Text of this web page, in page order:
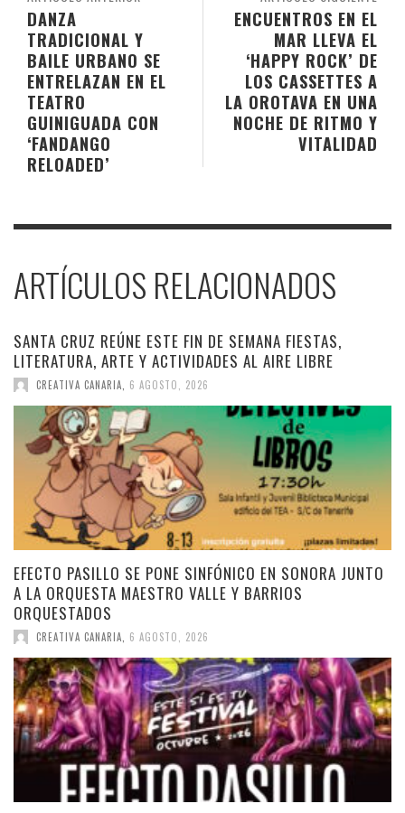
ENCUENTROS EN EL
MAR LLEVA EL
‘HAPPY ROCK’ DE
LOS CASSETTES A
LA OROTAVA EN UNA
NOCHE DE RITMO Y
VITALIDAD
DANZA
TRADICIONAL Y
BAILE URBANO SE
ENTRELAZAN EN EL
TEATRO
GUINIGUADA CON
‘FANDANGO
RELOADED’
ARTÍCULOS RELACIONADOS
SANTA CRUZ REÚNE ESTE FIN DE SEMANA FIESTAS,
LITERATURA, ARTE Y ACTIVIDADES AL AIRE LIBRE
CREATIVA CANARIA, 6 AGOSTO, 2026
EFECTO PASILLO SE PONE SINFÓNICO EN SONORA JUNTO
A LA ORQUESTA MAESTRO VALLE Y BARRIOS
ORQUESTADOS
CREATIVA CANARIA 6 AGOSTO, 2026